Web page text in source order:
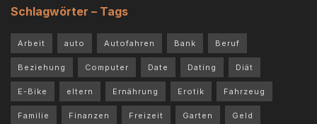
Schlagwörter – Tags
Arbeit auto Autofahren Bank Beruf
Beziehung Computer Date Dating Diät
E-Bike eltern Ernährung Erotik Fahrzeug
Familie Finanzen Freizeit Garten Geld